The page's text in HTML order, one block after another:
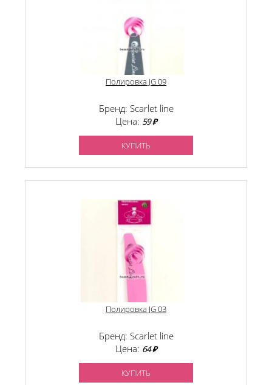
Полировка JG 09
Бренд: Scarlet line
Цена: 59 ₽
КУПИТЬ
Полировка JG 03
Бренд: Scarlet line
Цена: 64 ₽
КУПИТЬ